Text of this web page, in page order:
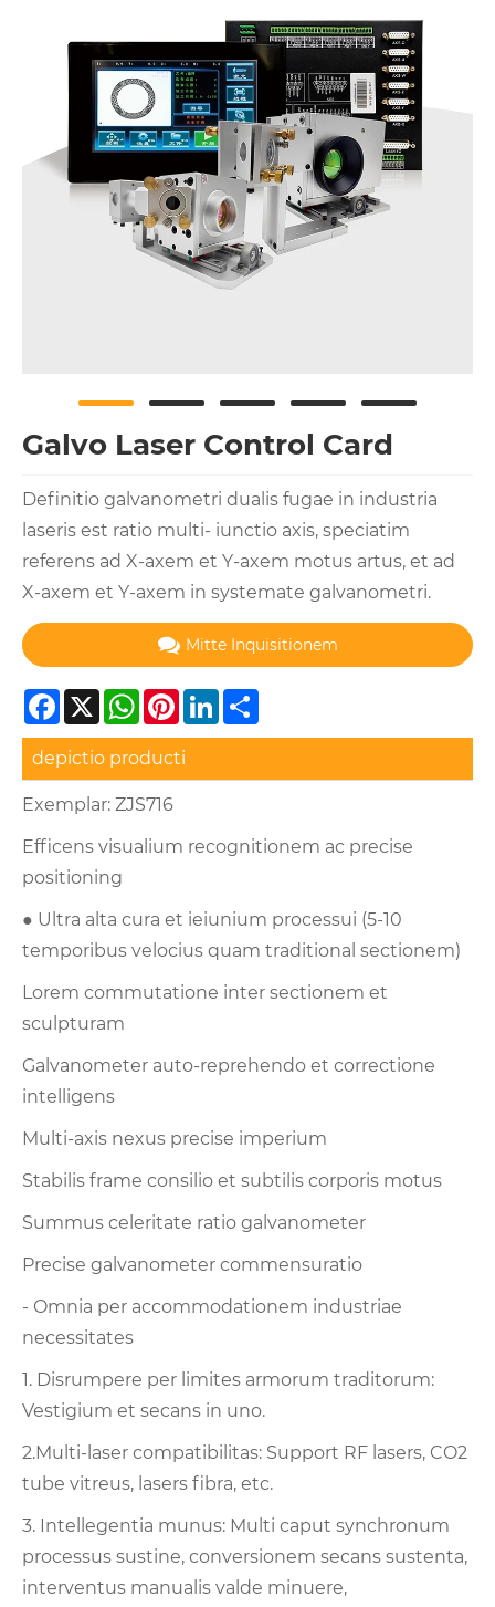
Galvo Laser Control Card
Definitio galvanometri dualis fugae in industria
laseris est ratio multi- iunctio axis, speciatim
referens ad X-axem et Y-axem motus artus, et ad
X-axem et Y-axem in systemate galvanometri.
Mitte Inquisitionem
Facebook
X WhatsApp
Pinterest
LinkedIn
depictio producti
Exemplar: ZJS716
Efficens visualium recognitionem ac precise
positioning
● Ultra alta cura et ieiunium processui (5-10
temporibus velocius quam traditional sectionem)
Lorem commutatione inter sectionem et
sculpturam
Galvanometer auto-reprehendo et correctione
intelligens
Multi-axis nexus precise imperium
Stabilis frame consilio et subtilis corporis motus
Summus celeritate ratio galvanometer
Precise galvanometer commensuratio
- Omnia per accommodationem industriae
necessitates
1. Disrumpere per limites armorum traditorum:
Vestigium et secans in uno.
2.Multi-laser compatibilitas: Support RF lasers, CO2
tube vitreus, lasers fibra, etc.
3. Intellegentia munus: Multi caput synchronum
processus sustine, conversionem secans sustenta,
interventus manualis valde minuere,